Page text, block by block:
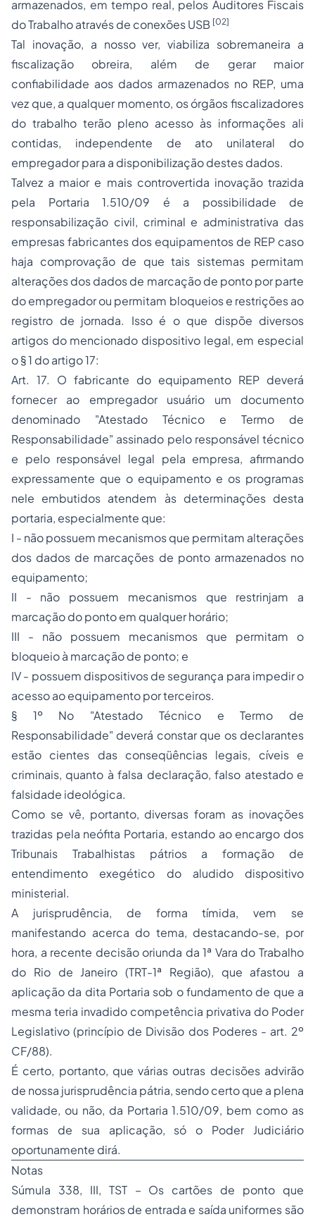
armazenados, em tempo real, pelos Auditores Fiscais
do Trabalho através de conexões USB [02]
Tal inovação, a nosso ver, viabiliza sobremaneira a
fiscalização obreira, além de gerar maior
confiabilidade aos dados armazenados no REP, uma
vez que, a qualquer momento, os órgãos fiscalizadores
do trabalho terão pleno acesso às informações ali
contidas, independente de ato unilateral do
empregador para a disponibilização destes dados.
Talvez a maior e mais controvertida inovação trazida
pela Portaria 1.510/09 é a possibilidade de
responsabilização civil, criminal e administrativa das
empresas fabricantes dos equipamentos de REP caso
haja comprovação de que tais sistemas permitam
alterações dos dados de marcação de ponto por parte
do empregador ou permitam bloqueios e restrições ao
registro de jornada. Isso é o que dispõe diversos
artigos do mencionado dispositivo legal, em especial
o § 1 do artigo 17:
Art. 17. O fabricante do equipamento REP deverá
fornecer ao empregador usuário um documento
denominado "Atestado Técnico e Termo de
Responsabilidade" assinado pelo responsável técnico
e pelo responsável legal pela empresa, afirmando
expressamente que o equipamento e os programas
nele embutidos atendem às determinações desta
portaria, especialmente que:
I - não possuem mecanismos que permitam alterações
dos dados de marcações de ponto armazenados no
equipamento;
II - não possuem mecanismos que restrinjam a
marcação do ponto em qualquer horário;
III - não possuem mecanismos que permitam o
bloqueio à marcação de ponto; e
IV - possuem dispositivos de segurança para impedir o
acesso ao equipamento por terceiros.
§ 1º No "Atestado Técnico e Termo de
Responsabilidade" deverá constar que os declarantes
estão cientes das conseqüências legais, cíveis e
criminais, quanto à falsa declaração, falso atestado e
falsidade ideológica.
Como se vê, portanto, diversas foram as inovações
trazidas pela neófita Portaria, estando ao encargo dos
Tribunais Trabalhistas pátrios a formação de
entendimento exegético do aludido dispositivo
ministerial.
A jurisprudência, de forma tímida, vem se
manifestando acerca do tema, destacando-se, por
hora, a recente decisão oriunda da 1ª Vara do Trabalho
do Rio de Janeiro (TRT-1ª Região), que afastou a
aplicação da dita Portaria sob o fundamento de que a
mesma teria invadido competência privativa do Poder
Legislativo (princípio de Divisão dos Poderes - art. 2º
CF/88).
É certo, portanto, que várias outras decisões advirão
de nossa jurisprudência pátria, sendo certo que a plena
validade, ou não, da Portaria 1.510/09, bem como as
formas de sua aplicação, só o Poder Judiciário
oportunamente dirá.
Notas
Súmula 338, III, TST – Os cartões de ponto que
demonstram horários de entrada e saída uniformes são